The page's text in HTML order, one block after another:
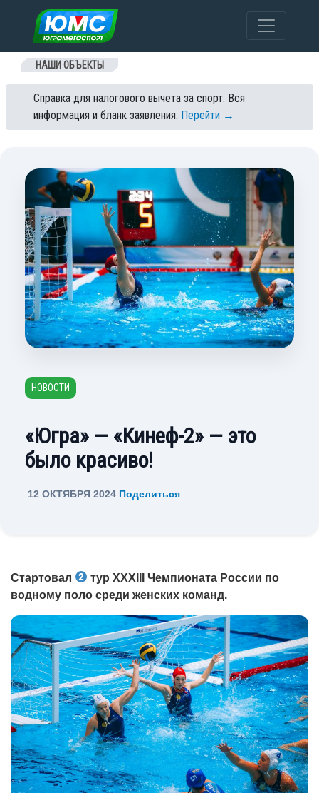
Перейти к содержанию
НАШИ ОБЪЕКТЫ
Справка для налогового вычета за спорт. Вся
информация и бланк заявления. Перейти →
НОВОСТИ
«Югра» — «Кинеф-2» — это
было красиво!
12 ОКТЯБРЯ 2024 Поделиться
Стартовал
тур XXXIII Чемпионата России по
водному поло среди женских команд.